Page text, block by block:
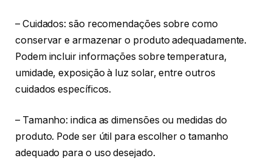
– Cuidados: são recomendações sobre como
conservar e armazenar o produto adequadamente.
Podem incluir informações sobre temperatura,
umidade, exposição à luz solar, entre outros
cuidados específicos.
– Tamanho: indica as dimensões ou medidas do
produto. Pode ser útil para escolher o tamanho
adequado para o uso desejado.